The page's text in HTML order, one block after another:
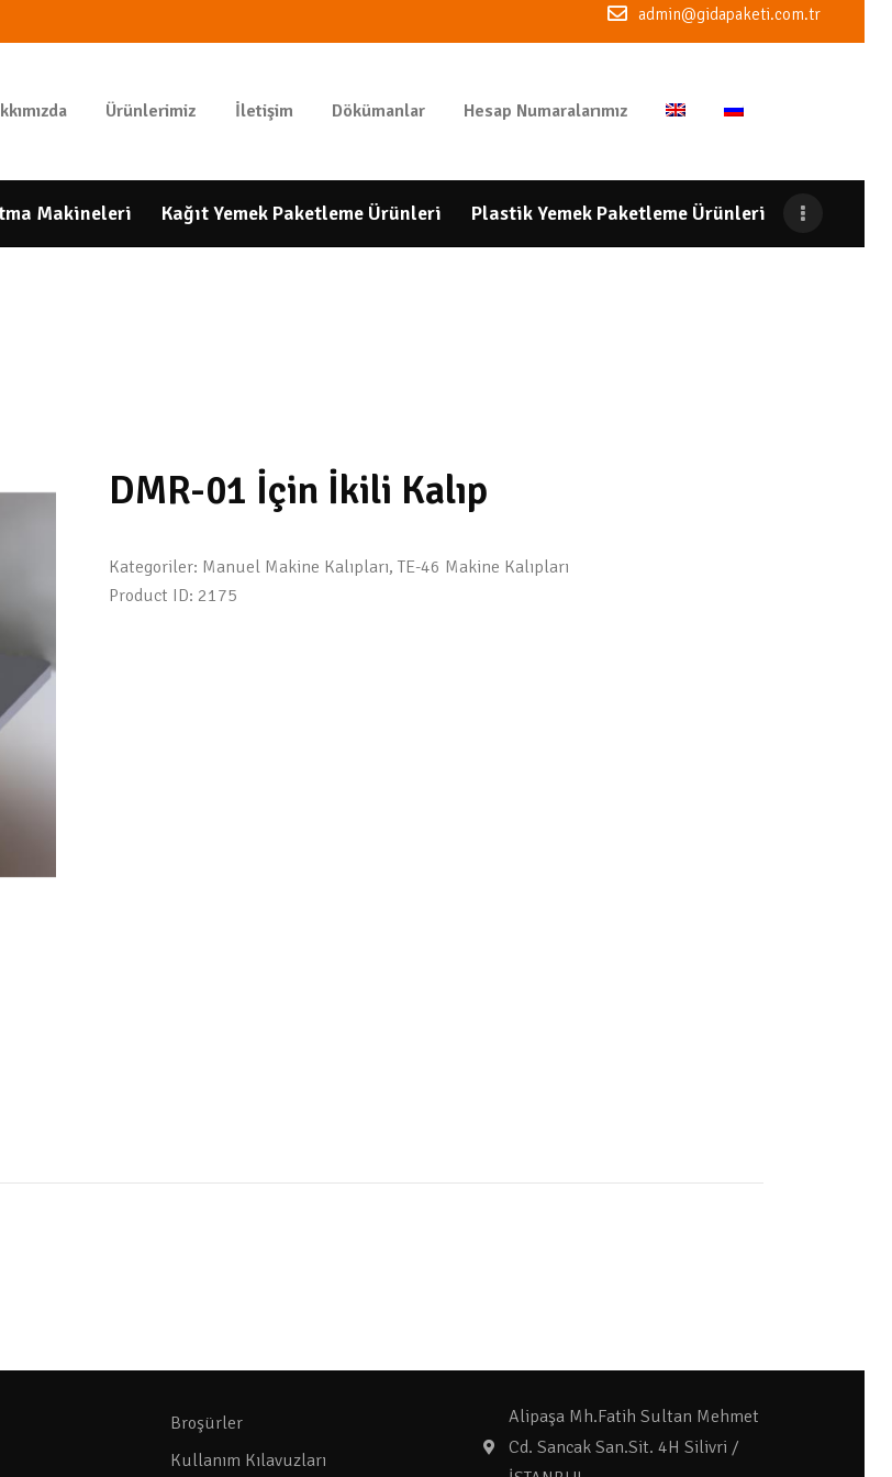
admin@gidapaketi.com.tr
Ürünlerimiz İletişim Dökümanlar Hesap Numaralarımız
Makineleri Kağıt Yemek Paketleme Ürünleri Plastik Yemek Paketleme Ürünleri
GIDAPAKETI
DMR-01 İçin İkili Kalıp
Kategoriler: Manuel Makine Kalıpları,TE-46 Makine Kalıpları
Product ID: 2175
Broşürler
Kullanım Kılavuzları
Alipaşa Mh.Fatih Sultan Mehmet
Cd. Sancak San.Sit. 4H Silivri /